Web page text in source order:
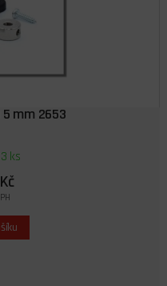
mm 2653
ks